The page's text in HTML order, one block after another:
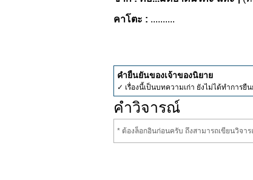
คาโตะ : ..........
คำยืนยันของเจ้าของนิยาย
✓ เรื่องนี้เป็นบทความเก่า ยังไม่ได้ทำการยื
คำวิจารณ์
* ต้องล็อกอินก่อนครับ ถึงสามารถเขียนวิจา